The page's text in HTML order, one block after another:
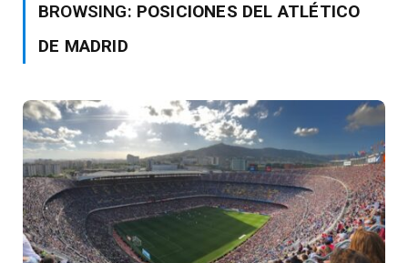
BROWSING: POSICIONES DEL ATLÉTICO
DE MADRID